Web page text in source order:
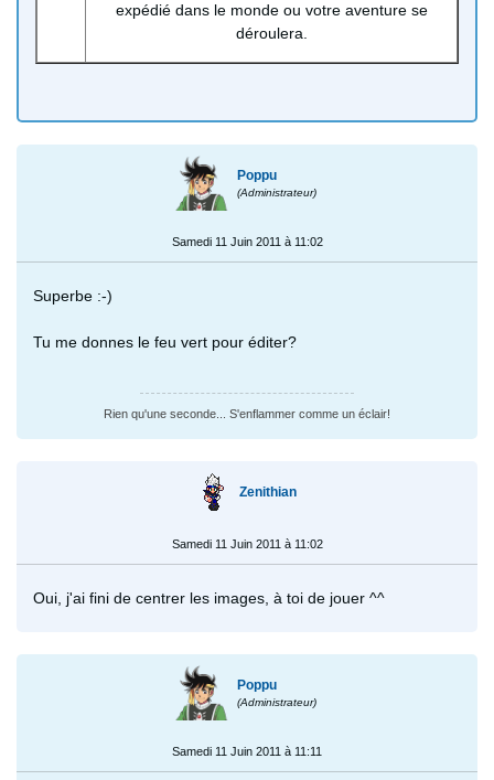
expédié dans le monde ou votre aventure se
déroulera.
Poppu
(Administrateur)
Samedi 11 Juin 2011 à 11:02
Superbe :-)
Tu me donnes le feu vert pour éditer?
Rien qu'une seconde... S'enflammer comme un éclair!
Zenithian
Samedi 11 Juin 2011 à 11:02
Oui, j'ai fini de centrer les images, à toi de jouer ^^
Poppu
(Administrateur)
Samedi 11 Juin 2011 à 11:11